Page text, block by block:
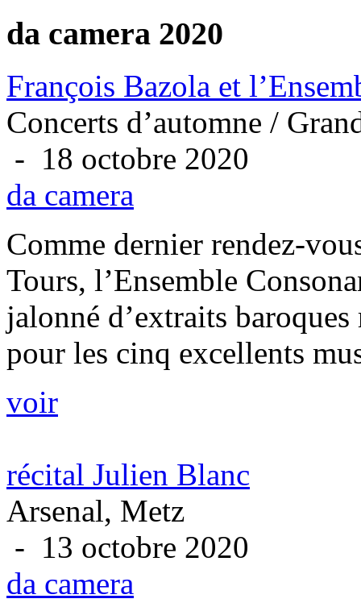
da camera 2020
François Bazola et
Concerts d’automne /
- 18 octobre 2020
da camera
Comme dernier rendez-
Tours, l’Ensemble
jalonné d’extraits
pour les cinq excellents
voir
récital Julien Blanc
Arsenal, Metz
- 13 octobre 2020
da camera